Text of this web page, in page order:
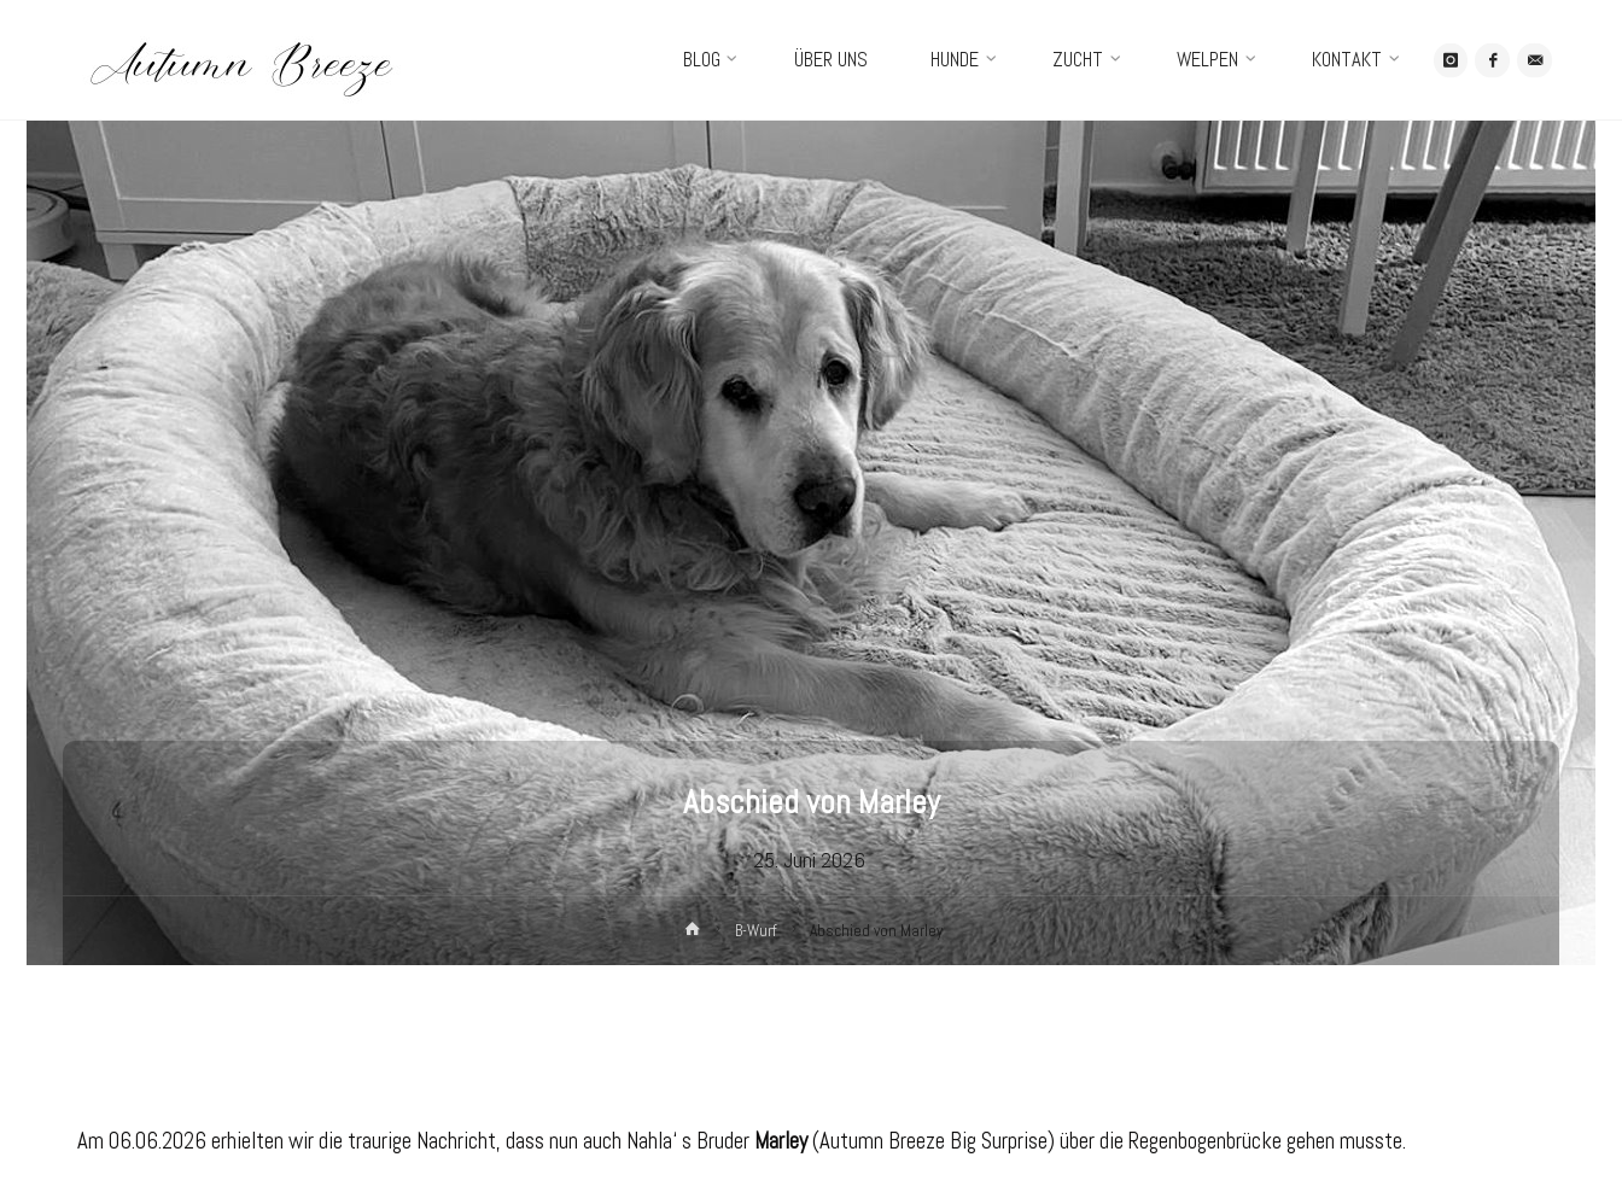
content
BLOG ÜBER UNS HUNDE ZUCHT WELPEN KONTAKT
Abschied von Marley
25. Juni 2026
HomeB-Wurf Abschied von Marley
Am 06.06.2026 erhielten wir die traurige Nachricht, dass nun auch Nahla‘ s Bruder Marley(Autumn Breeze Big Surprise) über die Regenbogenbrücke gehen musste.